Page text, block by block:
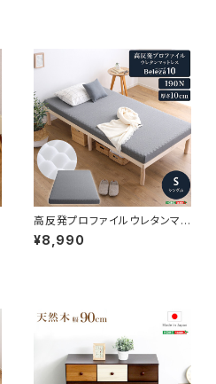
高反発プロファイルウレタンマッ
トレス【Beleza10-ベレーザ・テ
ン-】(シングル) ORM-10S
¥8,990